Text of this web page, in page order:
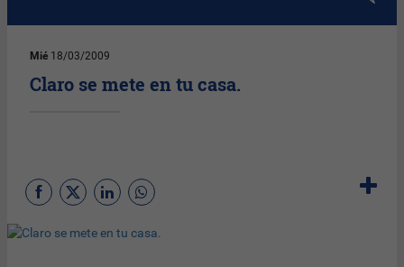
Mié 18/03/2009
Claro se mete en tu casa.